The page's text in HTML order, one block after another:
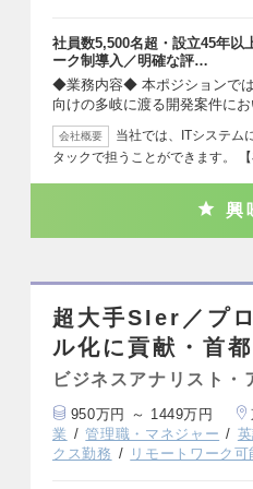
社員数5,500名超・設立45年以
ーク制導入／明確な評…
◆業務内容◆ 本ポジションで
向けの多岐に渡る開発案件に
会社概要
当社では、ITシステム
タックで担うことができます。
興
超大手SIer／プ
ル化に貢献・首
ビジネスアナリスト・
950万円 ～ 1449万円
業
管理職・マネジャー
クス勤務
リモートワーク可